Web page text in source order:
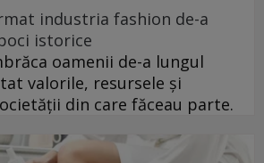
industria fashion de-a
istorice
oamenii de-a lungul
valorile, resursele și
din care făceau parte.